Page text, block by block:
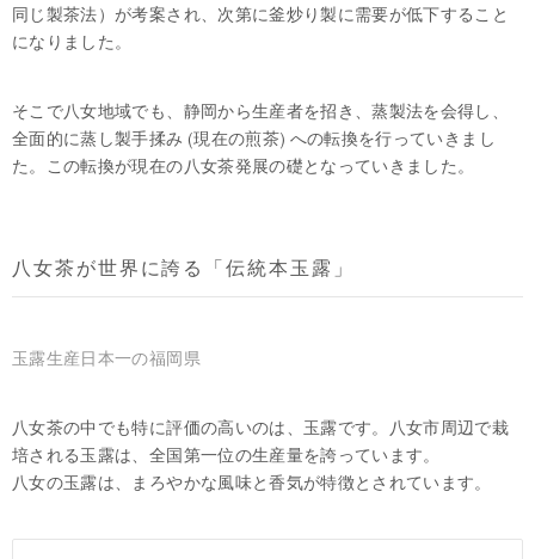
同じ製茶法）が考案され、次第に釜炒り製に需要が低下すること
になりました。
そこで八女地域でも、静岡から生産者を招き、蒸製法を会得し、
全面的に蒸し製手揉み (現在の煎茶) への転換を行っていきまし
た。この転換が現在の八女茶発展の礎となっていきました。
八女茶が世界に誇る「伝統本玉露」
玉露生産日本一の福岡県
八女茶の中でも特に評価の高いのは、玉露です。八女市周辺で栽
培される玉露は、全国第一位の生産量を誇っています。
八女の玉露は、まろやかな風味と香気が特徴とされています。